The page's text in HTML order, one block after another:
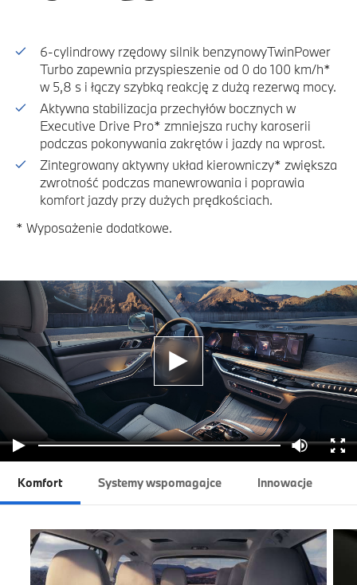
6-cylindrowy rzędowy silnik benzynowyTwinPower
Turbo zapewnia przyspieszenie od 0 do 100 km/h*
w 5,8 s i łączy szybką reakcję z dużą rezerwą mocy.
Aktywna stabilizacja przechyłów bocznych w
Executive Drive Pro* zmniejsza ruchy karoserii
podczas pokonywania zakrętów i jazdy na wprost.
Zintegrowany aktywny układ kierowniczy* zwiększa
zwrotność podczas manewrowania i poprawia
komfort jazdy przy dużych prędkościach.
* Wyposażenie dodatkowe.
Komfort Systemy wspomagajce Innowacje